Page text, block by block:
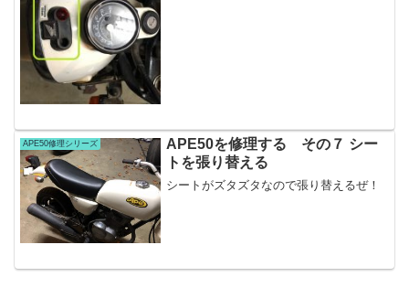
APE50修理シリーズ
APE50を修理する その７ シー
トを張り替える
シートがズタズタなので張り替えるぜ！